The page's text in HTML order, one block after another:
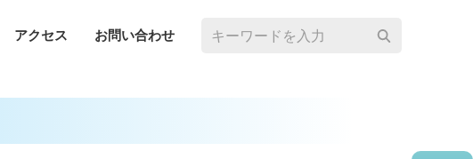
アクセス お問い合わせ